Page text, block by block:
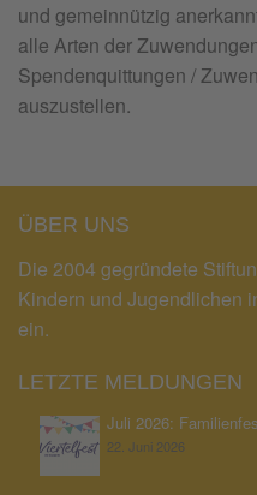
und gemeinnützig
alle Arten der
Spendenquittungen /
auszustellen.
ÜBER UNS
Die 2004 gegründete
Kindern und Jugendlichen
ein.
LETZTE MELDUNGEN
Juli 2026:
22. Juni 2026